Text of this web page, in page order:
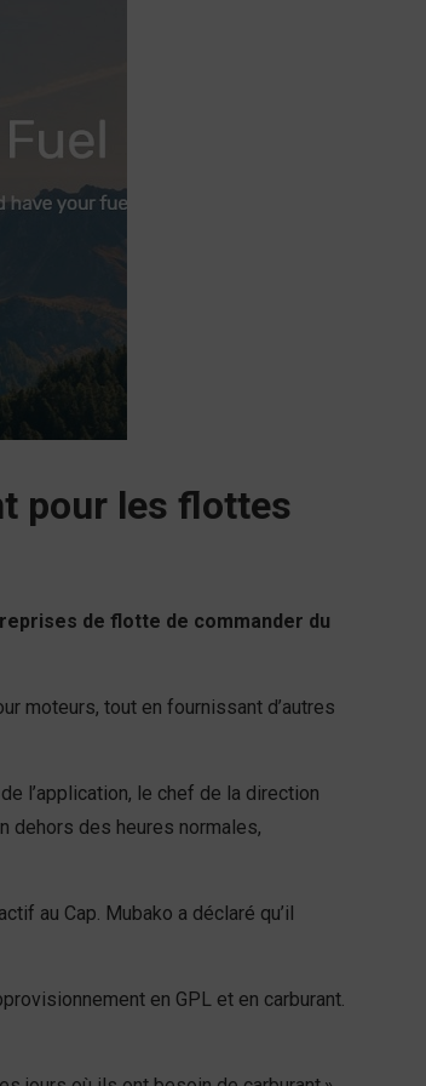
pour les flottes
de flotte de commander du
moteurs, tout en fournissant d’autres
l’application, le chef de la direction
dehors des heures normales,
au Cap. Mubako a déclaré qu’il
en GPL et en carburant.